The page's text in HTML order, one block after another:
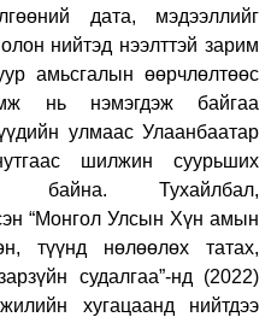
дата, мэдээллийг
нийтэд нээлттэй зарим
амьсгалын өөрчлөлтөөс
нь нэмэгдэж байгаа
улмаас Улаанбаатар
шилжин суурьших
байна. Тухайлбал,
“Монгол Улсын Хүн амын
түүнд нөлөөлөх татах,
судалгаа”-нд (2022)
хугацаанд нийтдээ